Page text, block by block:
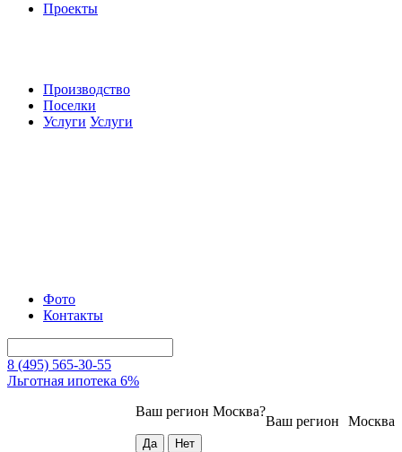
Проекты
Производство
Поселки
Услуги Услуги
Фото
Контакты
8 (495) 565-30-55
Льготная ипотека 6%
Москва
Ваш регион
Ваш регион Москва?